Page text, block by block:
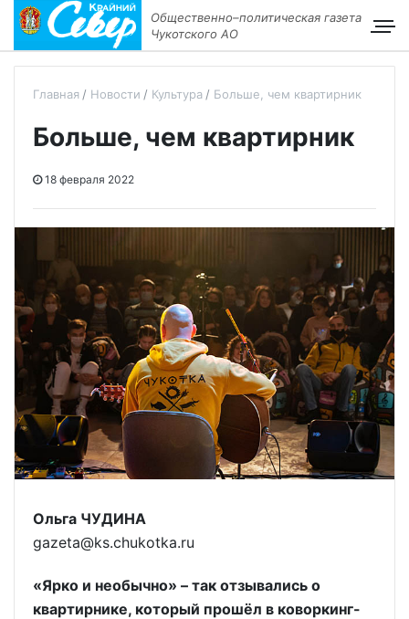
Общественно–политическая газета
Чукотского АО
Главная Новости Культура Больше, чем квартирник
Больше, чем квартирник
18 февраля 2022
Ольга ЧУДИНА
gazeta@ks.chukotka.ru
«Ярко и необычно» – так отзывались о
квартирнике, который прошёл в коворкинг-